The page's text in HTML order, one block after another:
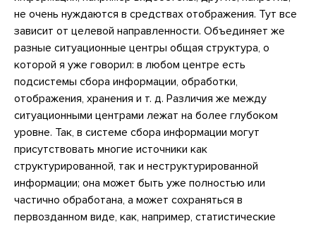
не очень нуждаются в средствах отображения. Тут все
зависит от целевой направленности. Объединяет же
разные ситуационные центры общая структура, о
которой я уже говорил: в любом центре есть
подсистемы сбора информации, обработки,
отображения, хранения и т. д. Различия же между
ситуационными центрами лежат на более глубоком
уровне. Так, в системе сбора информации могут
присутствовать многие источники как
структурированной, так и неструктурированной
информации; она может быть уже полностью или
частично обработана, а может сохраняться в
первозданном виде, как, например, статистические